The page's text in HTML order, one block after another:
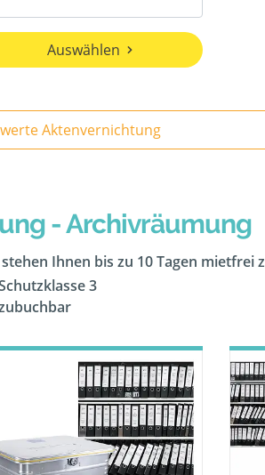
Auswählen
Aktenvernichtung
- Archivräumung
Ihnen bis zu 10 Tagen mietfrei
3